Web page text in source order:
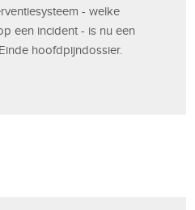
- welke
een incident - is nu een
hoofdpijndossier.